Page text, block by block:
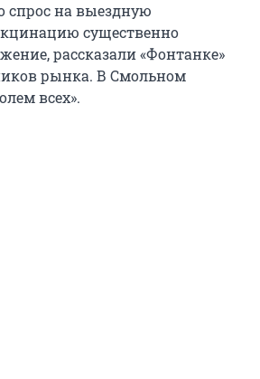
спрос на выездную
существенно
рассказали «Фонтанке»
рынка. В Смольном
всех».